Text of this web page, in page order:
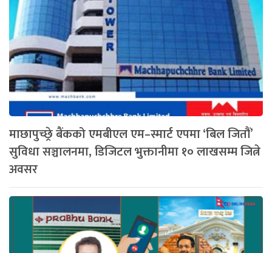
माछापुच्छ्रे बैंकको एमबीएल एम–स्मार्ट एपमा ‘बिल जितौं’
सुविधा सञ्चालनमा, डिजिटल भुक्तानीमा १० लाखसम्म जित्ने
अवसर